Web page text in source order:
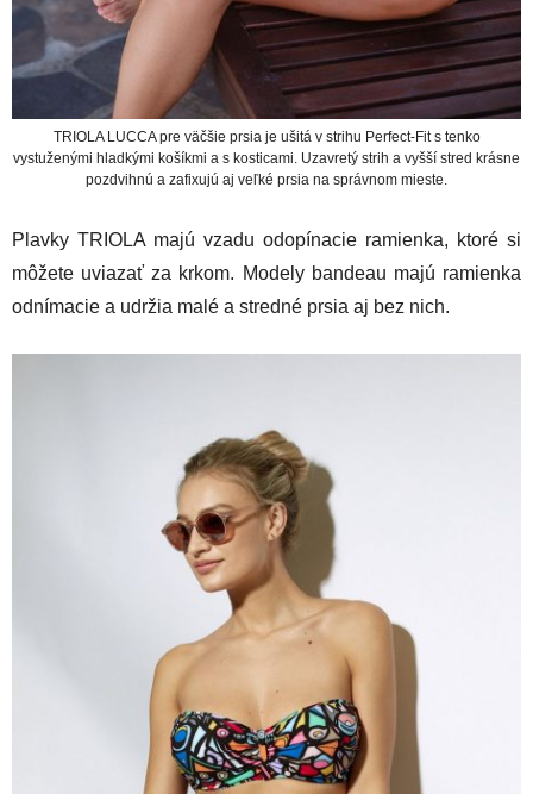
TRIOLA LUCCA pre väčšie prsia je ušitá v strihu Perfect-Fit s tenko
vystuženými hladkými košíkmi a s kosticami. Uzavretý strih a vyšší stred krásne
pozdvihnú a zafixujú aj veľké prsia na správnom mieste.
Plavky TRIOLA majú vzadu odopínacie ramienka, ktoré si
môžete uviazať za krkom. Modely bandeau majú ramienka
odnímacie a udržia malé a stredné prsia aj bez nich.